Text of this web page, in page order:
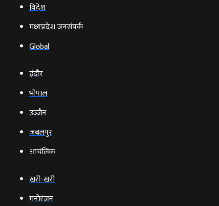
विदेश
मध्यप्रदेश जनसंपर्क
Global
इंदौर
भोपाल
उज्‍जैन
जबलपुर
आचंलिक
खरी-खरी
मनोरंजन